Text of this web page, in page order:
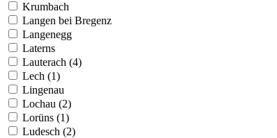
Krumbach
Langen bei Bregenz
Langenegg
Laterns
Lauterach (4)
Lech (1)
Lingenau
Lochau (2)
Lorüns (1)
Ludesch (2)